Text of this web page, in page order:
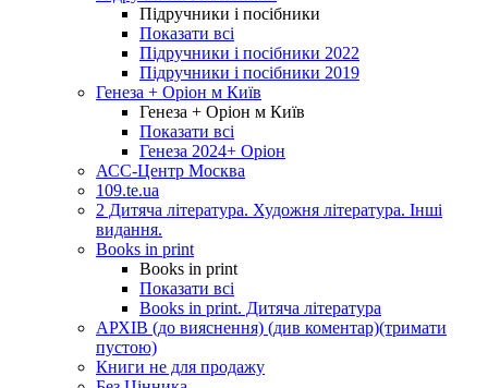
Підручники і посібники
Показати всі
Підручники і посібники 2022
Підручники і посібники 2019
Генеза + Оріон м Київ
Генеза + Оріон м Київ
Показати всі
Генеза 2024+ Оріон
АСС-Центр Москва
109.te.ua
2 Дитяча література. Художня література. Інші
видання.
Books in print
Books in print
Показати всі
Books in print. Дитяча література
АРХІВ (до вияснення) (див коментар)(тримати
пустою)
Книги не для продажу